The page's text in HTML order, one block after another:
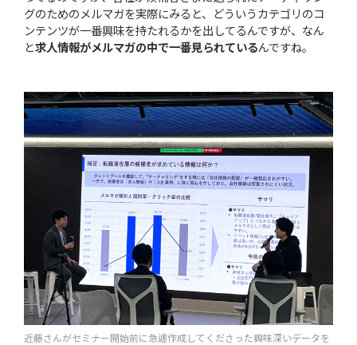
グのためのメルマガを実際にみると、どういうカテゴリのコ
ンテンツが一番興味を持たれるかを出してるんですが、なん
と求人情報がメルマガの中で一番見られているんですね。
近藤さんがセミナー開始前に急遽作成してくださった興味深いデータを